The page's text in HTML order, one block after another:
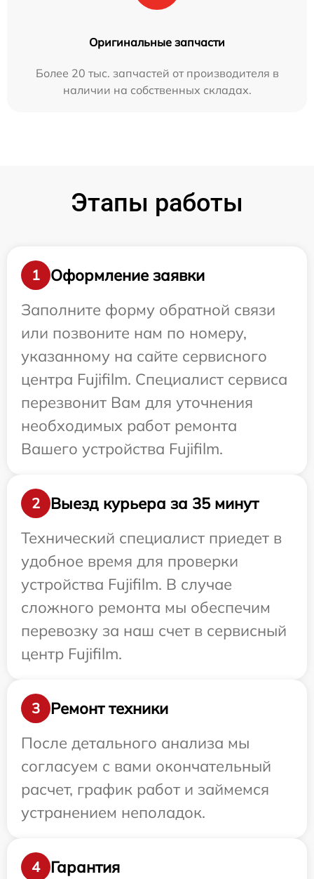
Оригинальные запчасти
Более 20 тыс. запчастей от производителя в
наличии на собственных складах.
Этапы работы
1
Оформление заявки
Заполните форму обратной связи
или позвоните нам по номеру,
указанному на сайте сервисного
центра Fujifilm. Специалист сервиса
перезвонит Вам для уточнения
необходимых работ ремонта
Вашего устройства Fujifilm.
2
Выезд курьера за 35 минут
Технический специалист приедет в
удобное время для проверки
устройства Fujifilm. В случае
сложного ремонта мы обеспечим
перевозку за наш счет в сервисный
центр Fujifilm.
3
Ремонт техники
После детального анализа мы
согласуем с вами окончательный
расчет, график работ и займемся
устранением неполадок.
4 Гарантия